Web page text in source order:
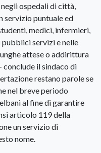
ospedali di città,
servizio puntuale ed
medici, infermieri,
pubblici servizi e nelle
attese o addirittura
conclude il sindaco di
restano parole se
nel breve periodo
al fine di garantire
articolo 119 della
un servizio di
nome.